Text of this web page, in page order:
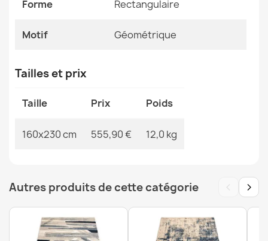
Tapis FLUX 461.117.SA130 laine OSTA - Géométrique,
555,90 €
Tapis FLUX 461.133.SA132 Laine OSTA - Géométrique,
Forme Rectangulaire
Motif Géométrique
Tailles et prix
Taille Prix Poids
160x230 cm 555,90 € 12,0 kg
Autres produits de cette catégorie ‹ ›